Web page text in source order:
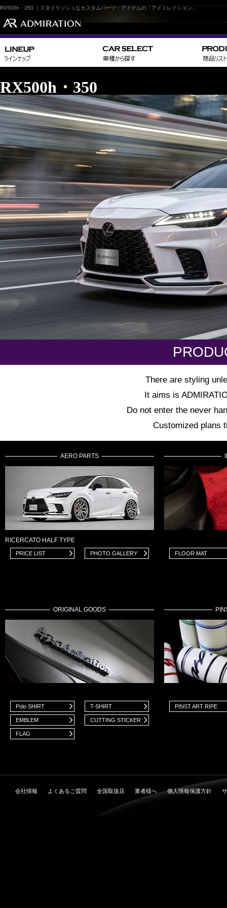
RX500h・350 ｜スタイリッシュなカスタムパーツ・アイテムの「アドミレイション」
RX500h・350
There are styling
It aims is
Do not enter the never
Customized plans
AERO PARTS
RICERCATO HALF TYPE
PRICE LIST PHOTO GALLERY FLOOR MAT
ORIGINAL GOODS
Polo SHIRT T-SHIRT
EMBLEM CUTTING STICKER
FLAG
PINST ART RIPE
会社情報 よくあるご質問 全国取扱店 業者様へ 個人情報保護方針